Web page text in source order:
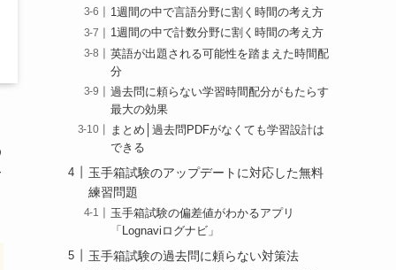
1週間の中で言語分野に割く時間の考え方
1週間の中で計数分野に割く時間の考え方
英語が出題される可能性を踏まえた時間配
分
過去問に頼らない学習時間配分がもたらす
最大の効果
まとめ│過去問PDFがなくても学習設計は
できる
玉手箱試験のアップデートに対応した無料
練習問題
玉手箱試験の偏差値がわかるアプリ
「Lognaviログナビ」
玉手箱試験の過去問に頼らない対策法